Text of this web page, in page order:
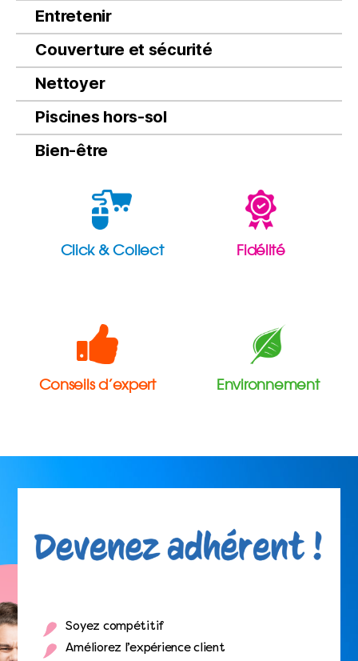
Entretenir
Couverture et sécurité
Nettoyer
Piscines hors-sol
Bien-être
Click & Collect
Conseils d’expert
Fidélité
Environnement
Soyez compétitif
Améliorez l’expérience client